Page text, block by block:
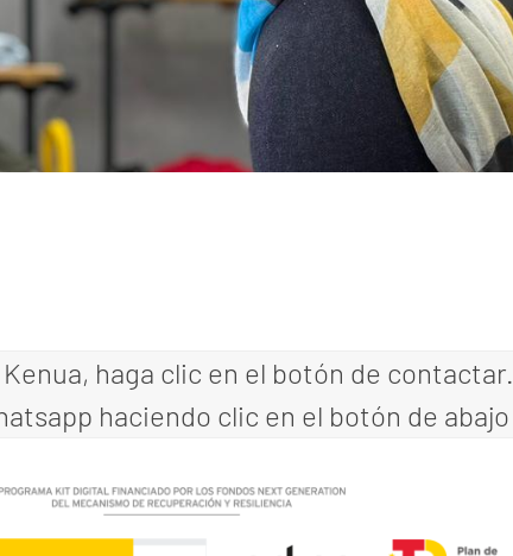
haga clic en el botón de contactar.
haciendo clic en el botón de abajo